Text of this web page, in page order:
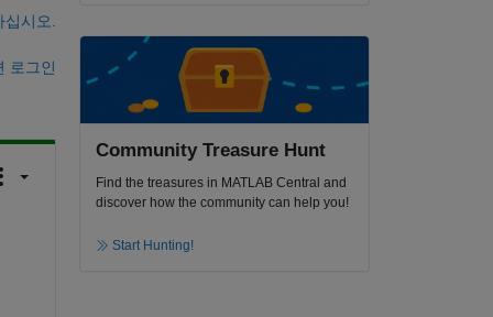
시오.
로그인
Community Treasure Hunt
Find the treasures in MATLAB Central and
discover how the community can help you!
Start Hunting!